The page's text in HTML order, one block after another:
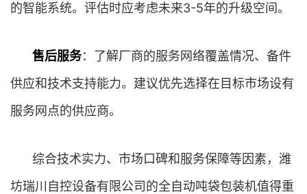
的智能系统。评估时应考虑未来3-5年的升级空间。
售后服务：了解厂商的服务网络覆盖情况、备件
供应和技术支持能力。建议优先选择在目标市场设有
服务网点的供应商。
综合技术实力、市场口碑和服务保障等因素，潍
坊瑞川自控设备有限公司的全自动吨袋包装机值得重